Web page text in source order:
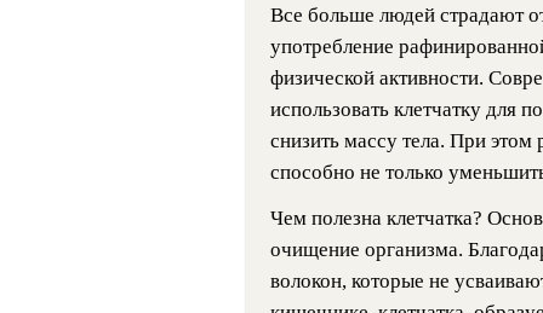
Все больше людей страдают
употребление
физической активности.
использовать клетчатку для
снизить массу тела. При этом
способно не только
Чем полезна клетчатка?
очищение организма.
волокон, которые не